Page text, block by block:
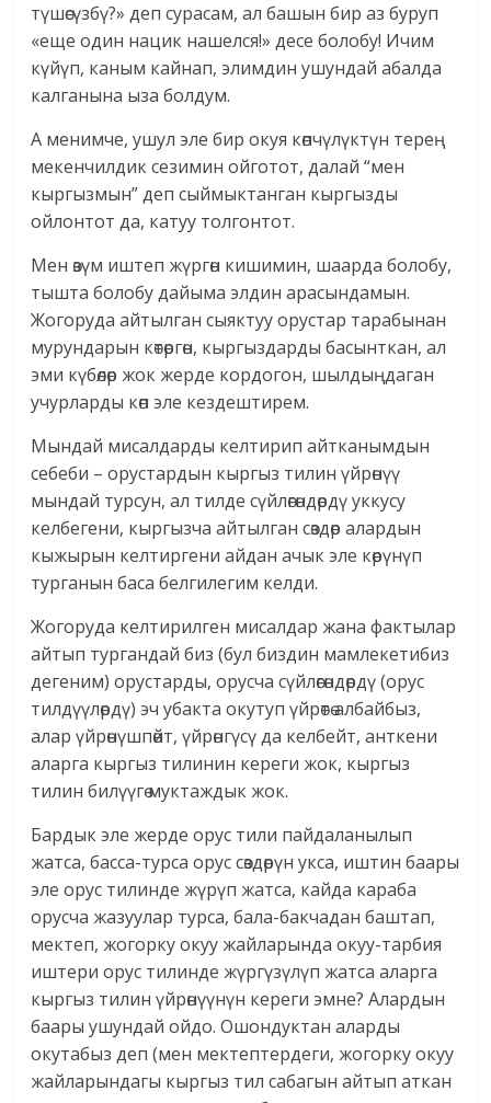
түшөсүзбү?» деп сурасам, ал башын бир аз буруп
«еще один нацик нашелся!» десе болобу! Ичим
күйүп, каным кайнап, элимдин ушундай абалда
калганына ыза болдум.
А менимче, ушул эле бир окуя көпчүлүктүн терең
мекенчилдик сезимин ойготот, далай “мен
кыргызмын” деп сыймыктанган кыргызды
ойлонтот да, катуу толгонтот.
Мен өзүм иштеп жүргөн кишимин, шаарда болобу,
тышта болобу дайыма элдин арасындамын.
Жогоруда айтылган сыяктуу орустар тарабынан
мурундарын көтөргөн, кыргыздарды басынткан, ал
эми күбөлөр жок жерде кордогон, шылдыңдаган
учурларды көп эле кездештирем.
Мындай мисалдарды келтирип айтканымдын
себеби – орустардын кыргыз тилин үйрөнүү
мындай турсун, ал тилде сүйлөгөндөрдү уккусу
келбегени, кыргызча айтылган сөздөр алардын
кыжырын келтиргени айдан ачык эле көрүнүп
турганын баса белгилегим келди.
Жогоруда келтирилген мисалдар жана фактылар
айтып тургандай биз (бул биздин мамлекетибиз
дегеним) орустарды, орусча сүйлөгөндөрдү (орус
тилдүүлөрдү) эч убакта окутуп үйрөтө албайбыз,
алар үйрөнүшпөйт, үйрөнгүсү да келбейт, анткени
аларга кыргыз тилинин кереги жок, кыргыз
тилин билүүгө муктаждык жок.
Бардык эле жерде орус тили пайдаланылып
жатса, басса-турса орус сөздөрүн укса, иштин баары
эле орус тилинде жүрүп жатса, кайда караба
орусча жазуулар турса, бала-бакчадан баштап,
мектеп, жогорку окуу жайларында окуу-тарбия
иштери орус тилинде жүргүзүлүп жатса аларга
кыргыз тилин үйрөнүүнүн кереги эмне? Алардын
баары ушундай ойдо. Ошондуктан аларды
окутабыз деп (мен мектептердеги, жогорку окуу
жайларындагы кыргыз тил сабагын айтып аткан